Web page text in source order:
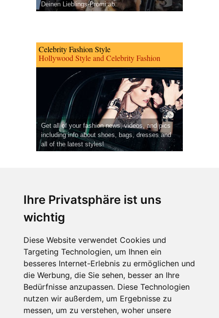
Ihre Privatsphäre ist uns
wichtig
Diese Website verwendet Cookies und
Targeting Technologien, um Ihnen ein
besseres Internet-Erlebnis zu ermöglichen und
die Werbung, die Sie sehen, besser an Ihre
Bedürfnisse anzupassen. Diese Technologien
nutzen wir außerdem, um Ergebnisse zu
messen, um zu verstehen, woher unsere
Deinen Lieblings-Promi ab.
Celebrity Fashion Style
Hollywood Style and Celebrity Fashion
Get all of your fashion news, videos, and pics
including info about shoes, bags, dresses and
all of the latest styles!
CPost.org© 2013-2023 The Celebrity Post.
Terms of Use Privacy | Cookies Policy( Einstellungen ändern
About Us
Advertising
Contact Us